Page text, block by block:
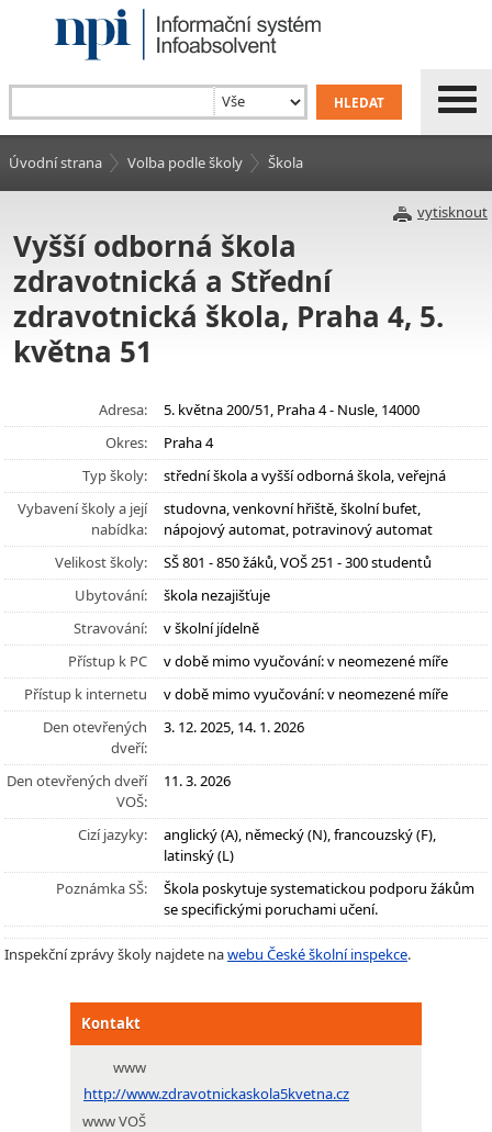
Úvodní strana Volba podle školy Škola
vytisknout
Vyšší odborná škola
zdravotnická a Střední
zdravotnická škola, Praha 4, 5.
května 51
Adresa:
5. května 200/51, Praha 4 - Nusle, 14000
Okres:
Praha 4
Typ školy:
střední škola a vyšší odborná škola, veřejná
Vybavení školy a její
nabídka:
studovna, venkovní hřiště, školní bufet,
nápojový automat, potravinový automat
Velikost školy:
SŠ 801 - 850 žáků, VOŠ 251 - 300 studentů
Ubytování:
škola nezajišťuje
Stravování:
v školní jídelně
Přístup k PC
v době mimo vyučování: v neomezené míře
Přístup k internetu
v době mimo vyučování: v neomezené míře
Den otevřených
dveří:
3. 12. 2025, 14. 1. 2026
Den otevřených dveří
VOŠ:
11. 3. 2026
Cizí jazyky:
anglický (A), německý (N), francouzský (F),
latinský (L)
Poznámka SŠ:
Škola poskytuje systematickou podporu žákům
se specifickými poruchami učení.
Inspekční zprávy školy najdete nawebu České školní inspekce.
Kontakt
www
http://www.zdravotnickaskola5kvetna.cz
www VOŠ